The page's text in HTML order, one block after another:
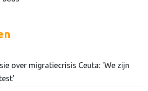
over migratiecrisis Ceuta: 'We zijn